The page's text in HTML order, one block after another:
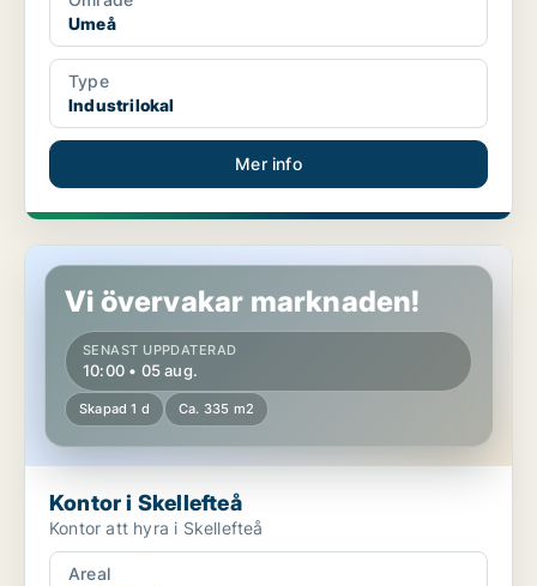
Umeå
Type
Industrilokal
Mer info
Kontor i Skellefteå
Vi övervakar marknaden!
SENAST UPPDATERAD
10:00 • 05 aug.
Skapad 1 d Ca. 335 m2
Kontor i Skellefteå
Kontor att hyra i Skellefteå
Areal